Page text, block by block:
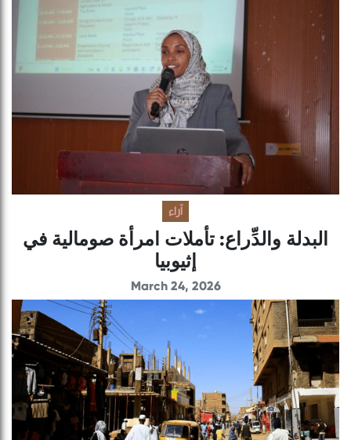
آراء
البدلة والدِّراع: تأملات امرأة صومالية في
إثيوبيا
March 24, 2026